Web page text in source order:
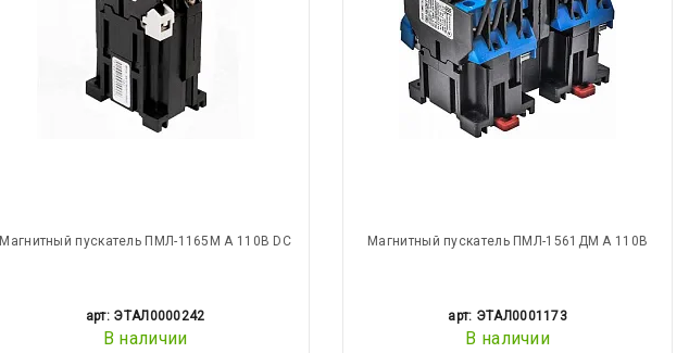
Магнитный пускатель ПМЛ-1165М А 110В DC
арт: ЭТАЛ0000242
В наличии
Магнитный пускатель ПМЛ-1561ДМ А 110В
арт: ЭТАЛ0001173
В наличии